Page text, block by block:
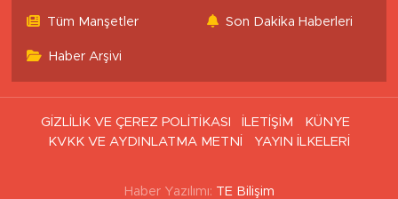
Tüm Manşetler Son Dakika Haberleri
Haber Arşivi
GİZLİLİK VE ÇEREZ POLİTİKASI İLETİŞİM
KÜNYE
KVKK VE AYDINLATMA METNİ
YAYIN İLKELERİ
Haber Yazılımı: TE Bilişim